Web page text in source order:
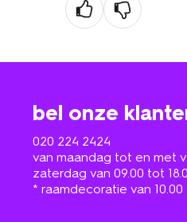
bel onze
020 224 2424
van maandag tot en met
zaterdag van 09.00 tot
* raamdecoratie van 10.00